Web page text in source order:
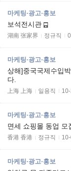
마케팅·광고·홍보
보석전시관
湖南 张家界 정규직
마케팅·광고·홍보
상해]중국국제수입
다.
上海 上海 일용직
마케팅·광고·홍보
면세 쇼핑몰 동업 모
香港 香港 정규직
마케팅·광고·홍보